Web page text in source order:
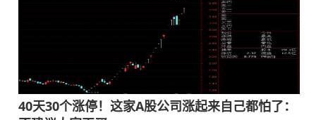
40天30个涨停！这家A股公司涨起来自己都怕了：